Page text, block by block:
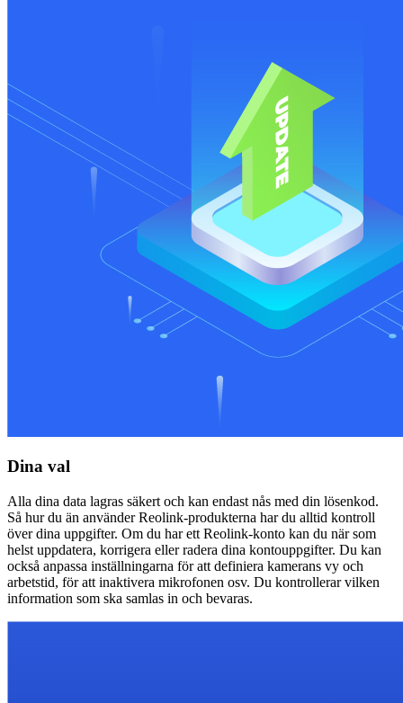
Dina val
Alla dina data lagras säkert och kan endast nås med din lösenkod.
Så hur du än använder Reolink-produkterna har du alltid kontroll
över dina uppgifter. Om du har ett Reolink-konto kan du när som
helst uppdatera, korrigera eller radera dina kontouppgifter. Du kan
också anpassa inställningarna för att definiera kamerans vy och
arbetstid, för att inaktivera mikrofonen osv. Du kontrollerar vilken
information som ska samlas in och bevaras.